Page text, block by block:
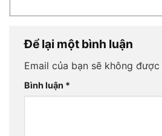
Để lại một bình luận
Email của bạn sẽ không
Bình luận *